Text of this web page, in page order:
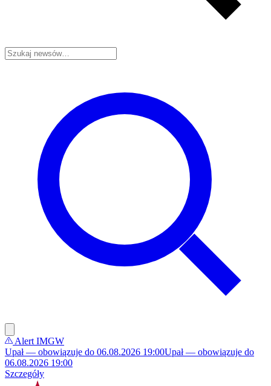
Alert IMGW
Upał — obowiązuje do 06.08.2026 19:00Upał — obowiązuje do
06.08.2026 19:00
Szczegóły